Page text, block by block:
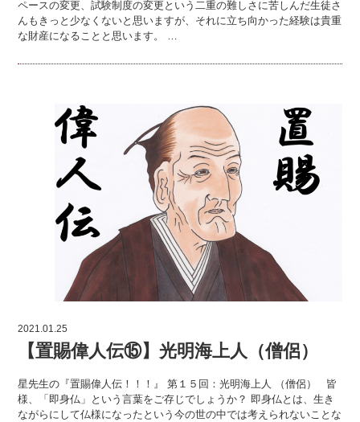
ペースの変更、試験制度の変更という二重の難しさに苦しんだ生徒さ
んもきっと少なくないと思いますが、それに立ち向かった経験は貴重
な財産になることと思います。 …
2021.01.25
【置賜偉人伝⑮】光明海上人（僧侶）
星先生の『置賜偉人伝！！！』 第１５回：光明海上人 （僧侶） 皆
様、「即身仏」という言葉をご存じでしょうか？ 即身仏とは、生き
ながらにして仏様になったという今の世の中では考えられないことな